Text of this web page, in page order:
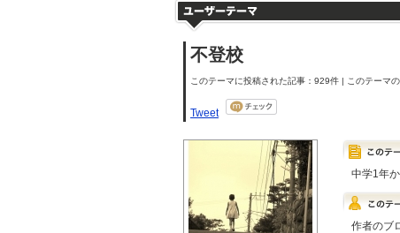
不登校
このテーマに投稿された記事：929件 | このテーマ
Tweet
中学1年
作者のブ